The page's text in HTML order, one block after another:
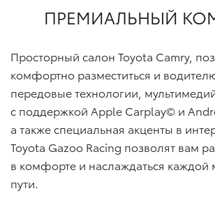
ПРЕМИАЛЬНЫЙ
Просторный салон Toyota Camry,
комфортно разместиться и
передовые технологии,
с поддержкой Apple Carplay© и
а также специальная акценты в
Toyota Gazoo Racing позволят вам
в комфорте и наслаждаться каждой
пути.